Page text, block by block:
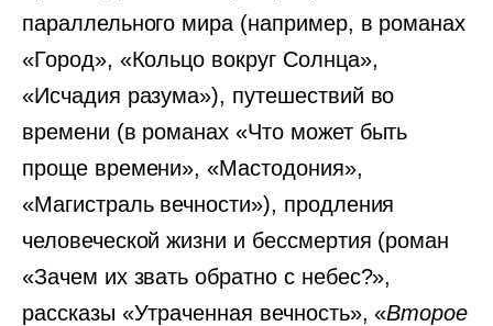
параллельного мира (например, в романах
«Город», «Кольцо вокруг Солнца»,
«Исчадия разума»), путешествий во
времени (в романах «Что может быть
проще времени», «Мастодония»,
«Магистраль вечности»), продления
человеческой жизни и бессмертия (роман
«Зачем их звать обратно с небес?»,
рассказы «Утраченная вечность», «Второе